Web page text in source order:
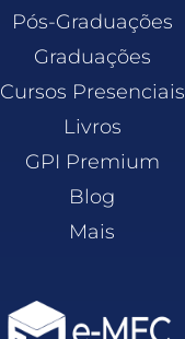
Pós-Graduações
Graduações
Cursos Presenciais
Livros
GPI Premium
Blog
Mais